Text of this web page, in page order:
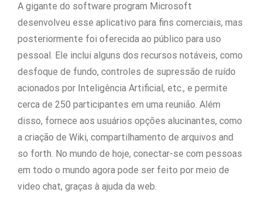
A gigante do software program Microsoft
desenvolveu esse aplicativo para fins comerciais, mas
posteriormente foi oferecida ao público para uso
pessoal. Ele inclui alguns dos recursos notáveis, como
desfoque de fundo, controles de supressão de ruído
acionados por Inteligência Artificial, etc., e permite
cerca de 250 participantes em uma reunião. Além
disso, fornece aos usuários opções alucinantes, como
a criação de Wiki, compartilhamento de arquivos and
so forth. No mundo de hoje, conectar-se com pessoas
em todo o mundo agora pode ser feito por meio de
video chat, graças à ajuda da web.